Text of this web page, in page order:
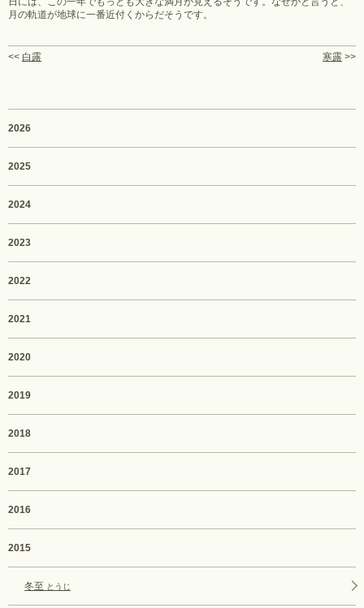
月の軌道が地球に一番近付くからだそうです。
<< 白露 寒露 >>
2026
2025
2024
2023
2022
2021
2020
2019
2018
2017
2016
2015
冬至 とうじ